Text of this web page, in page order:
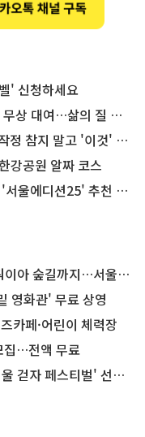
' 신청하세요
대여…삶의 질 높인다
말고 '이것' 해보세요!
강공원 알짜 코스
에디션25' 추천 코스
까지…서울둘레길 15코스
영화관' 무료 상영
카페·어린이 체력장
집…전액 무료
스티벌' 선착순 5천명